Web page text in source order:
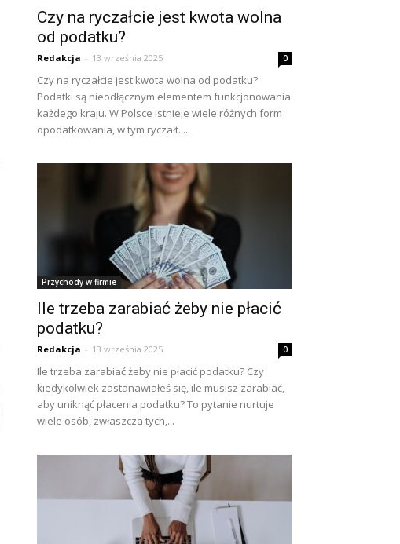
Czy na ryczałcie jest kwota wolna
od podatku?
Redakcja - 13 września 2025 0
Czy na ryczałcie jest kwota wolna od podatku?
Podatki są nieodłącznym elementem funkcjonowania
każdego kraju. W Polsce istnieje wiele różnych form
opodatkowania, w tym ryczałt....
Przychody w firmie
Ile trzeba zarabiać żeby nie płacić
podatku?
Redakcja - 13 września 2025 0
Ile trzeba zarabiać żeby nie płacić podatku? Czy
kiedykolwiek zastanawiałeś się, ile musisz zarabiać,
aby uniknąć płacenia podatku? To pytanie nurtuje
wiele osób, zwłaszcza tych,...